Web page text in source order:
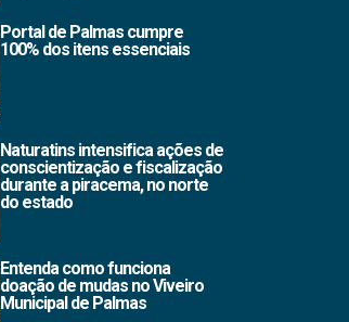
Portal de Palmas cumpre
100% dos itens essenciais
Naturatins intensifica ações de
conscientização e fiscalização
durante a piracema, no norte
do estado
Entenda como funciona
doação de mudas no Viveiro
Municipal de Palmas